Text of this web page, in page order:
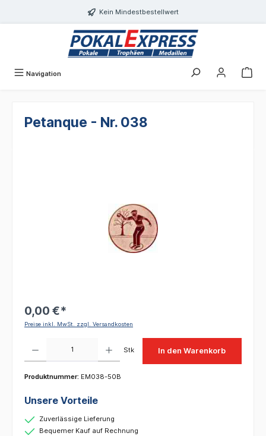
Kein Mindestbestellwert
Navigation
Petanque - Nr. 038
0,00 €*
Preise inkl. MwSt. zzgl. Versandkosten
Stk In den Warenkorb
Produktnummer: EM038-50B
Unsere Vorteile
Zuverlässige Lieferung
Bequemer Kauf auf Rechnung